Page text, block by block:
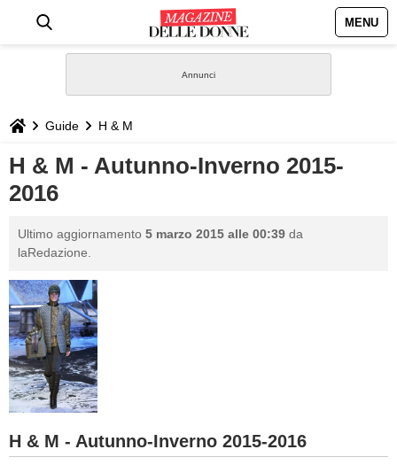
MENU
STILE
BIOGRAFIE
DEFINIZIONI
GASTRONOMIA
CAPELLI
SESSO
Guide H & M
H & M - Autunno-Inverno 2015-
2016
Ultimo aggiornamento 5 marzo 2015 alle 00:39 da
laRedazione.
H & M - Autunno-Inverno 2015-2016